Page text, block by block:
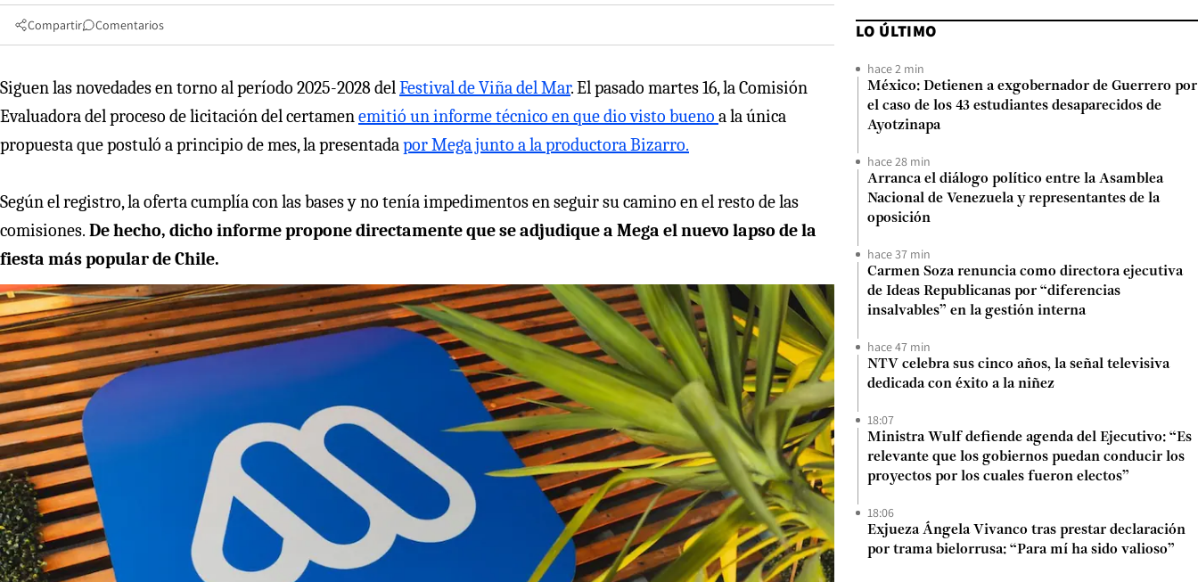
Compartir Comentarios
Siguen las novedades en torno al período 2025-2028 delFestival de Viña del Mar. El pasado martes 16, la Comisión
Evaluadora del proceso de licitación del certamenemitió un informe técnico en que dio visto bueno a la única
propuesta que postuló a principio de mes, la presentadapor Mega junto a la productora Bizarro.
Según el registro, la oferta cumplía con las bases y no tenía impedimentos en seguir su camino en el resto de las
comisiones. De hecho, dicho informe propone directamente que se adjudique a Mega el nuevo lapso de la
fiesta más popular de Chile.
LO ÚLTIMO
hace 2 min
México: Detienen a exgobernador de Guerrero por
el caso de los 43 estudiantes desaparecidos de
Ayotzinapa
hace 28 min
Arranca el diálogo político entre la Asamblea
Nacional de Venezuela y representantes de la
oposición
hace 37 min
Carmen Soza renuncia como directora ejecutiva
de Ideas Republicanas por “diferencias
insalvables” en la gestión interna
hace 47 min
NTV celebra sus cinco años, la señal televisiva
dedicada con éxito a la niñez
18:07
Ministra Wulf defiende agenda del Ejecutivo: “Es
relevante que los gobiernos puedan conducir los
proyectos por los cuales fueron electos”
18:06
Exjueza Ángela Vivanco tras prestar declaración
por trama bielorrusa: “Para mí ha sido valioso”